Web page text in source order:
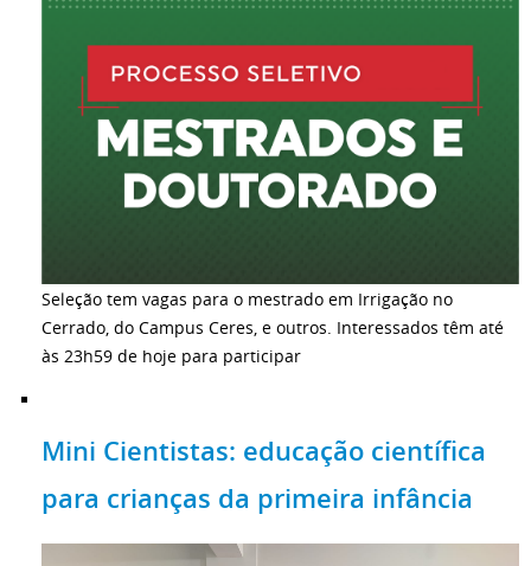
Seleção tem vagas para o mestrado em Irrigação no
Cerrado, do Campus Ceres, e outros. Interessados têm até
às 23h59 de hoje para participar
Mini Cientistas: educação científica
para crianças da primeira infância